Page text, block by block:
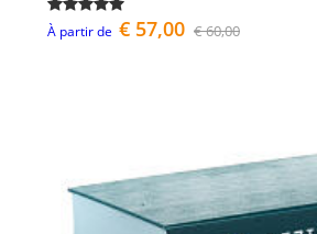
À partir de € 57,00 € 60,00